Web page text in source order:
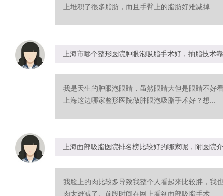
上堆积了很多脂肪，而且手臂上的脂肪好难减掉...
上海市哪个整形医院肿眼泡吸脂手术好，抽脂技术
我是天生的肿眼泡眼睛，虽然眼睛大但是眼睛不好
上海这边哪家整形医院做肿眼泡吸脂手术好？想...
上海面部吸脂医院排名榜比较好的哪家呢，附医院
我脸上的肉比较多导致我整个人看起来比较胖，我
肉太难减了。前段时间在网上看到面部吸脂手术...